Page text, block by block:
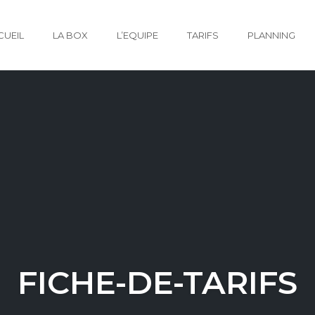
LA BOX L’EQUIPE TARIFS PLANNING
FICHE-DE-TARIFS